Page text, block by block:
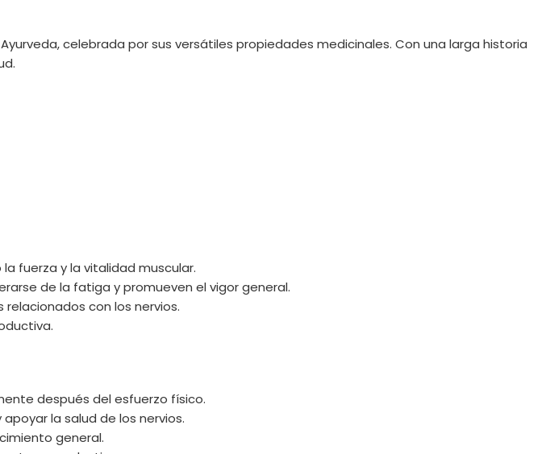
celebrada por sus versátiles propiedades medicinales. Con una larga historia
fuerza y ​​la vitalidad muscular.
de la fatiga y promueven el vigor general.
con los nervios.
después del esfuerzo físico.
la salud de los nervios.
general.